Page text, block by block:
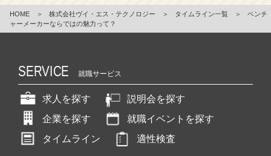
HOME ＞ 株式会社ヴイ・エス・テクノロジー ＞ タイムライン一覧 ＞
ベンチ
ャーメーカーならではの魅力って？
SERVICE 就職サービス
求人を探す
説明会を探す
企業を探す
就職イベントを探す
タイムライン
適性検査